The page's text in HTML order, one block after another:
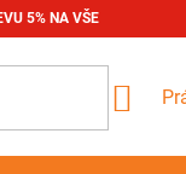
5% NA VŠE